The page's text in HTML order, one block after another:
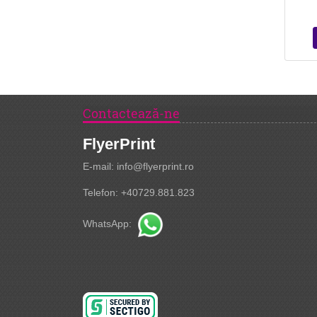
Contactează-ne
FlyerPrint
E-mail: info@flyerprint.ro
Telefon: +40729.881.823
WhatsApp: